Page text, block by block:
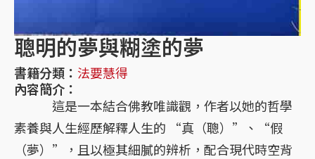
聰明的夢與糊塗的夢
書籍分類： 法要慧得
內容簡介：
這是一本結合佛教唯識觀，作者以她的哲學
素養與人生經歷解釋人生的 “真（聰）”、“假
（夢）”，且以極其細膩的辨析，配合現代時空背